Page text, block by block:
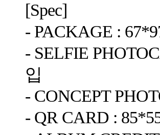
[Spec]
- PACKAGE :
- SELFIE
입
- CONCEPT
- QR CARD :